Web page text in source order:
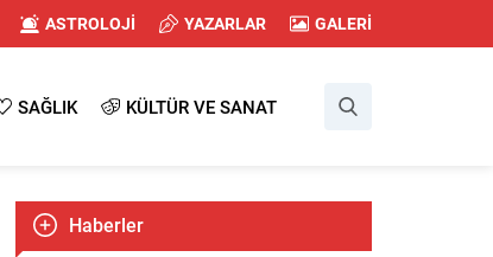
ASTROLOJİ YAZARLAR GALERİ
SAĞLIK KÜLTÜR VE SANAT
Haberler